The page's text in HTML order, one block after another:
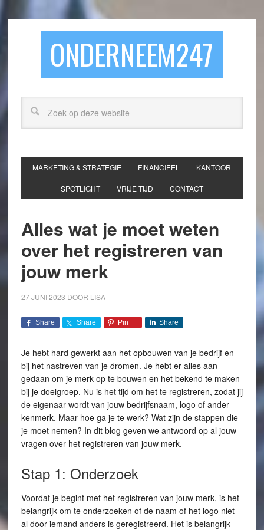
ONDERNEEM247
MARKETING & STRATEGIE FINANCIEEL KANTOOR
SPOTLIGHT VRIJE TIJD CONTACT
Alles wat je moet weten
over het registreren van
jouw merk
27 JUNI 2023 DOOR LISA
Share Share Pin Share
Je hebt hard gewerkt aan het opbouwen van je bedrijf en
bij het nastreven van je dromen. Je hebt er alles aan
gedaan om je merk op te bouwen en het bekend te maken
bij je doelgroep. Nu is het tijd om het te registreren, zodat jij
de eigenaar wordt van jouw bedrijfsnaam, logo of ander
kenmerk. Maar hoe ga je te werk? Wat zijn de stappen die
je moet nemen? In dit blog geven we antwoord op al jouw
vragen over het registreren van jouw merk.
Stap 1: Onderzoek
Voordat je begint met het registreren van jouw merk, is het
belangrijk om te onderzoeken of de naam of het logo niet
al door iemand anders is geregistreerd. Het is belangrijk